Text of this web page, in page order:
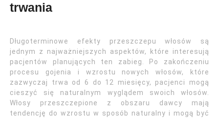
trwania
Długoterminowe efekty przeszczepu włosów są
jednym z najważniejszych aspektów, które interesują
pacjentów planujących ten zabieg. Po zakończeniu
procesu gojenia i wzrostu nowych włosów, które
zazwyczaj trwa od 6 do 12 miesięcy, pacjenci mogą
cieszyć się naturalnym wyglądem swoich włosów.
Włosy przeszczepione z obszaru dawcy mają
tendencję do wzrostu w sposób naturalny i mogą być